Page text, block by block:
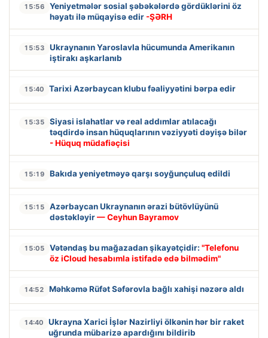
15:56
Yeniyetmələr sosial şəbəkələrdə gördüklərini öz
həyatı ilə müqayisə edir -ŞƏRH
15:53
Ukraynanın Yaroslavla hücumunda Amerikanın
iştirakı aşkarlanıb
15:40 Tarixi Azərbaycan klubu fəaliyyətini bərpa edir
15:35
Siyasi islahatlar və real addımlar atılacağı
təqdirdə insan hüquqlarının vəziyyəti dəyişə bilər
- Hüquq müdafiəçisi
15:19 Bakıda yeniyetməyə qarşı soyğunçuluq edildi
15:15
Azərbaycan Ukraynanın ərazi bütövlüyünü
dəstəkləyir— Ceyhun Bayramov
15:05 Vətəndaş bu mağazadan şikayətçidir: "Telefonu
öz iCloud hesabımla istifadə edə bilmədim"
14:52 Məhkəmə Rüfət Səfərovla bağlı xahişi nəzərə aldı
14:40
Ukrayna Xarici İşlər Nazirliyi ölkənin hər bir raket
uğrunda mübarizə apardığını bildirib